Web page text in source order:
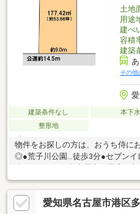
土地
用途
建ぺ
容積
建築
その他
建築条件なし 本下水
整形地
物件をお探しの方は、おうち侍に
◎●荒子川公園…徒歩3分●セブンイ
店…徒歩13分●ベイシアフーズパ
物件もご用意しております！お客
愛知県名古屋市港区